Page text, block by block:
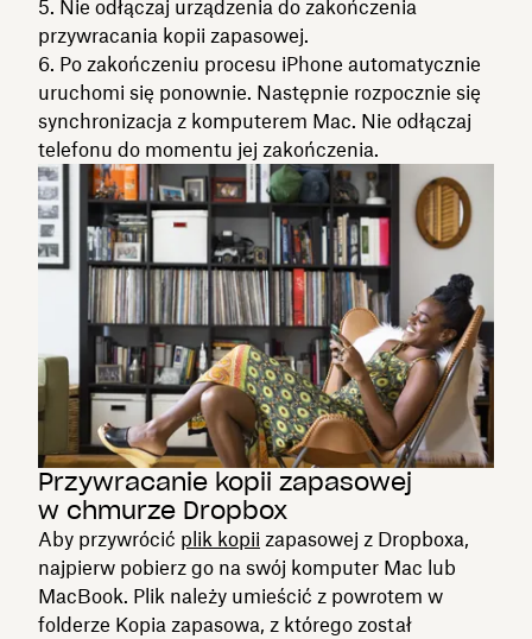
Nie odłączaj urządzenia do zakończenia
przywracania kopii zapasowej.
Po zakończeniu procesu iPhone automatycznie
uruchomi się ponownie. Następnie rozpocznie się
synchronizacja z komputerem Mac. Nie odłączaj
telefonu do momentu jej zakończenia.
Przywracanie kopii zapasowej
w chmurze Dropbox
Aby przywrócić plik kopii zapasowej z Dropboxa,
najpierw pobierz go na swój komputer Mac lub
MacBook. Plik należy umieścić z powrotem w
folderze Kopia zapasowa, z którego został